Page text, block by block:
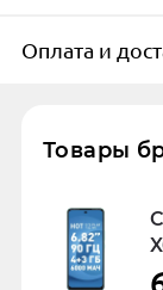
По
Оценка
Оплата и
Товары